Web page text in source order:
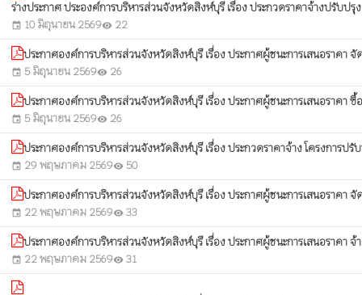
ร่างประกาศ ประองค์การบริหารส่วนจังหวัดสิงห์บุรี เรื่อง ประกวดราคาจ้างปรั
event 10 มิถุนายน 2569visibility 22
ประกาศองค์การบริหารส่วนจังหวัดสิงห์บุรี เรื่อง ประกาศผู้ชนะการเสนอราคา
event 5 มิถุนายน 2569visibility 26
ประกาศองค์การบริหารส่วนจังหวัดสิงห์บุรี เรื่อง ประกาศผู้ชนะการเสนอราค
event 5 มิถุนายน 2569visibility 26
ประกาศองค์การบริหารส่วนจังหวัดสิงห์บุรี เรื่อง ประกวดราคาจ้าง โครงกา
event 29 พฤษภาคม 2569visibility 50
ประกาศองค์การบริหารส่วนจังหวัดสิงห์บุรี เรื่อง ประกาศผู้ชนะการเสนอราค
event 22 พฤษภาคม 2569visibility 33
ประกาศองค์การบริหารส่วนจังหวัดสิงห์บุรี เรื่อง ประกาศผู้ชนะการเสนอราคา
event 22 พฤษภาคม 2569visibility 31